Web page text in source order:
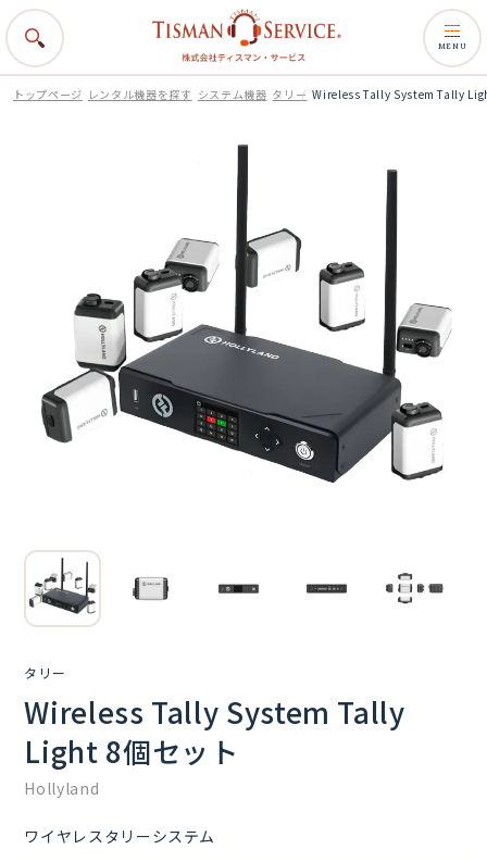
MENU
トップページ レンタル機器を探す システム機器 タリー Wireless Tally System Tally
タリー
Wireless Tally System Tally
Light 8個セット
Hollyland
ワイヤレスタリーシステム